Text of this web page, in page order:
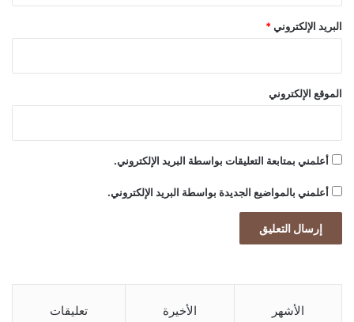
البريد الإلكتروني*
الموقع الإلكتروني
أعلمني بمتابعة التعليقات بواسطة البريد الإلكتروني.
أعلمني بالمواضيع الجديدة بواسطة البريد الإلكتروني.
الأشهر الأخيرة تعليقات